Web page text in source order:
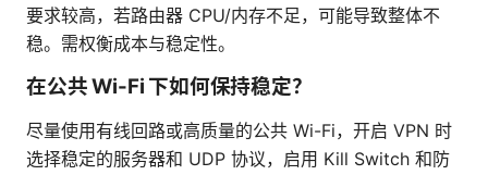
要求较高，若路由器 CPU/内存不足，可能导致整体不
稳。需权衡成本与稳定性。
在公共 Wi-Fi 下如何保持稳定？
尽量使用有线回路或高质量的公共 Wi-Fi，开启 VPN 时
选择稳定的服务器和 UDP 协议，启用 Kill Switch 和防